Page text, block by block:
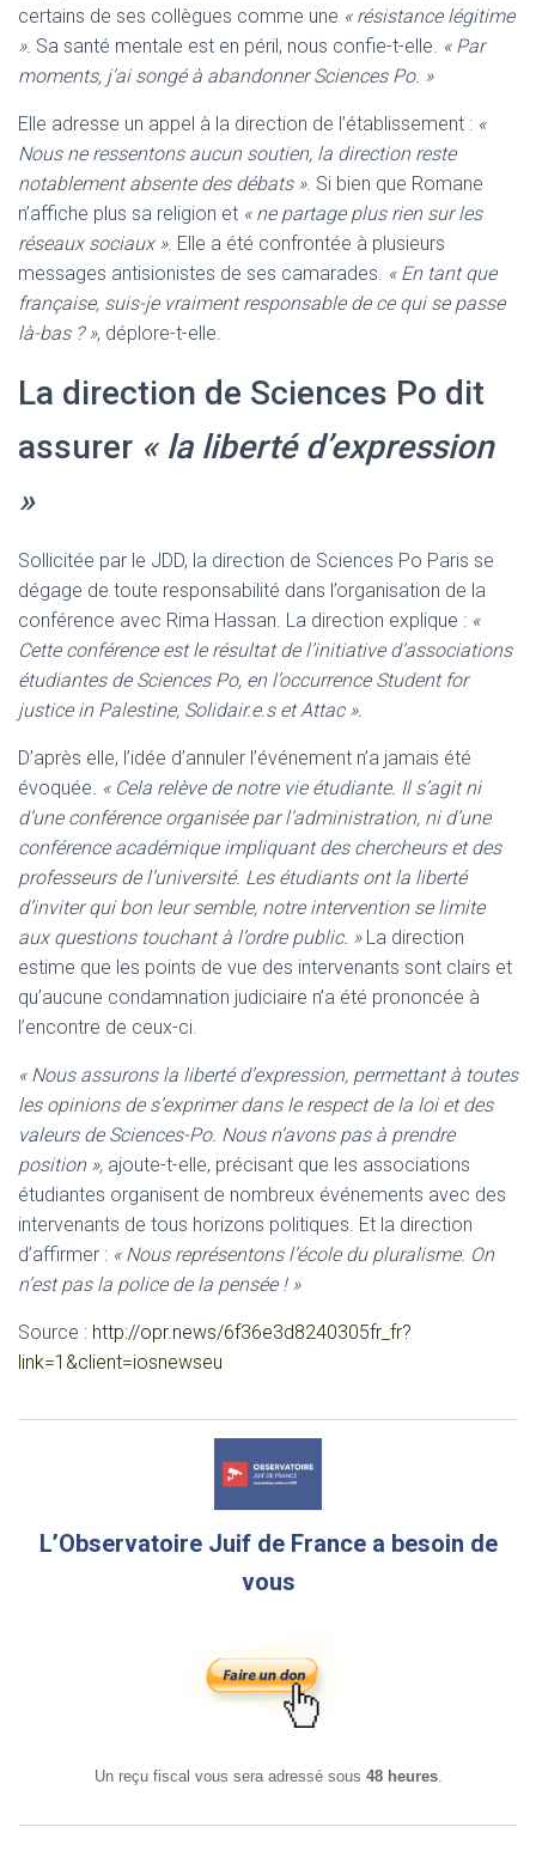
certains de ses collègues comme une « résistance légitime
». Sa santé mentale est en péril, nous confie-t-elle. « Par
moments, j’ai songé à abandonner Sciences Po. »
Elle adresse un appel à la direction de l’établissement : «
Nous ne ressentons aucun soutien, la direction reste
notablement absente des débats ». Si bien que Romane
n’affiche plus sa religion et « ne partage plus rien sur les
réseaux sociaux ». Elle a été confrontée à plusieurs
messages antisionistes de ses camarades. « En tant que
française, suis-je vraiment responsable de ce qui se passe
là-bas ? », déplore-t-elle.
La direction de Sciences Po dit
assurer « la liberté d’expression
»
Sollicitée par le JDD, la direction de Sciences Po Paris se
dégage de toute responsabilité dans l’organisation de la
conférence avec Rima Hassan. La direction explique : «
Cette conférence est le résultat de l’initiative d’associations
étudiantes de Sciences Po, en l’occurrence Student for
justice in Palestine, Solidair.e.s et Attac ».
D’après elle, l’idée d’annuler l’événement n’a jamais été
évoquée . « Cela relève de notre vie étudiante. Il s’agit ni
d’une conférence organisée par l’administration, ni d’une
conférence académique impliquant des chercheurs et des
professeurs de l’université. Les étudiants ont la liberté
d’inviter qui bon leur semble, notre intervention se limite
aux questions touchant à l’ordre public. »La direction
estime que les points de vue des intervenants sont clairs et
qu’aucune condamnation judiciaire n’a été prononcée à
l’encontre de ceux-ci.
« Nous assurons la liberté d’expression, permettant à toutes
les opinions de s’exprimer dans le respect de la loi et des
valeurs de Sciences-Po. Nous n’avons pas à prendre
position », ajoute-t-elle, précisant que les associations
étudiantes organisent de nombreux événements avec des
intervenants de tous horizons politiques. Et la direction
d’affirmer : « Nous représentons l’école du pluralisme. On
n’est pas la police de la pensée ! »
Source : http://opr.news/6f36e3d8240305fr_fr?
link=1&client=iosnewseu
L’Observatoire Juif de France a besoin de
vous
Un reçu fiscal vous sera adressé sous 48 heures.